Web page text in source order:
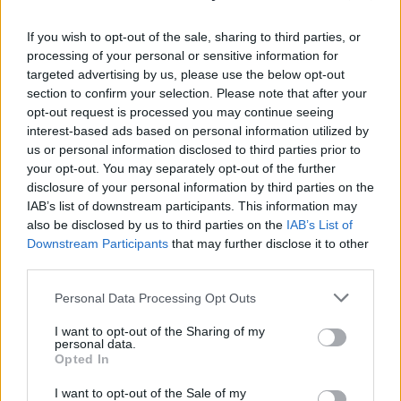
If you wish to opt-out of the sale, sharing to third parties, or
processing of your personal or sensitive information for
targeted advertising by us, please use the below opt-out
section to confirm your selection. Please note that after your
opt-out request is processed you may continue seeing
interest-based ads based on personal information utilized by
us or personal information disclosed to third parties prior to
your opt-out. You may separately opt-out of the further
disclosure of your personal information by third parties on the
IAB’s list of downstream participants. This information may
also be disclosed by us to third parties on the IAB’s List of
Downstream Participants that may further disclose it to other
Please note that this website/app uses one or more Google
not limited to your visit or usage behaviour. You may click to
grant or deny consent to Google and its third-party tags to
use your data for below specified purposes in below Google
consent section.
Personal Data Processing Opt Outs
I want to opt-out of the Sharing of my
personal data.
Opted In
I want to opt-out of the Sale of my
ΑΣΕΠ: Πιστοποίηση Αγγλικών σε
μόνο 2 ημέρες στα χέρια σας
μέρες